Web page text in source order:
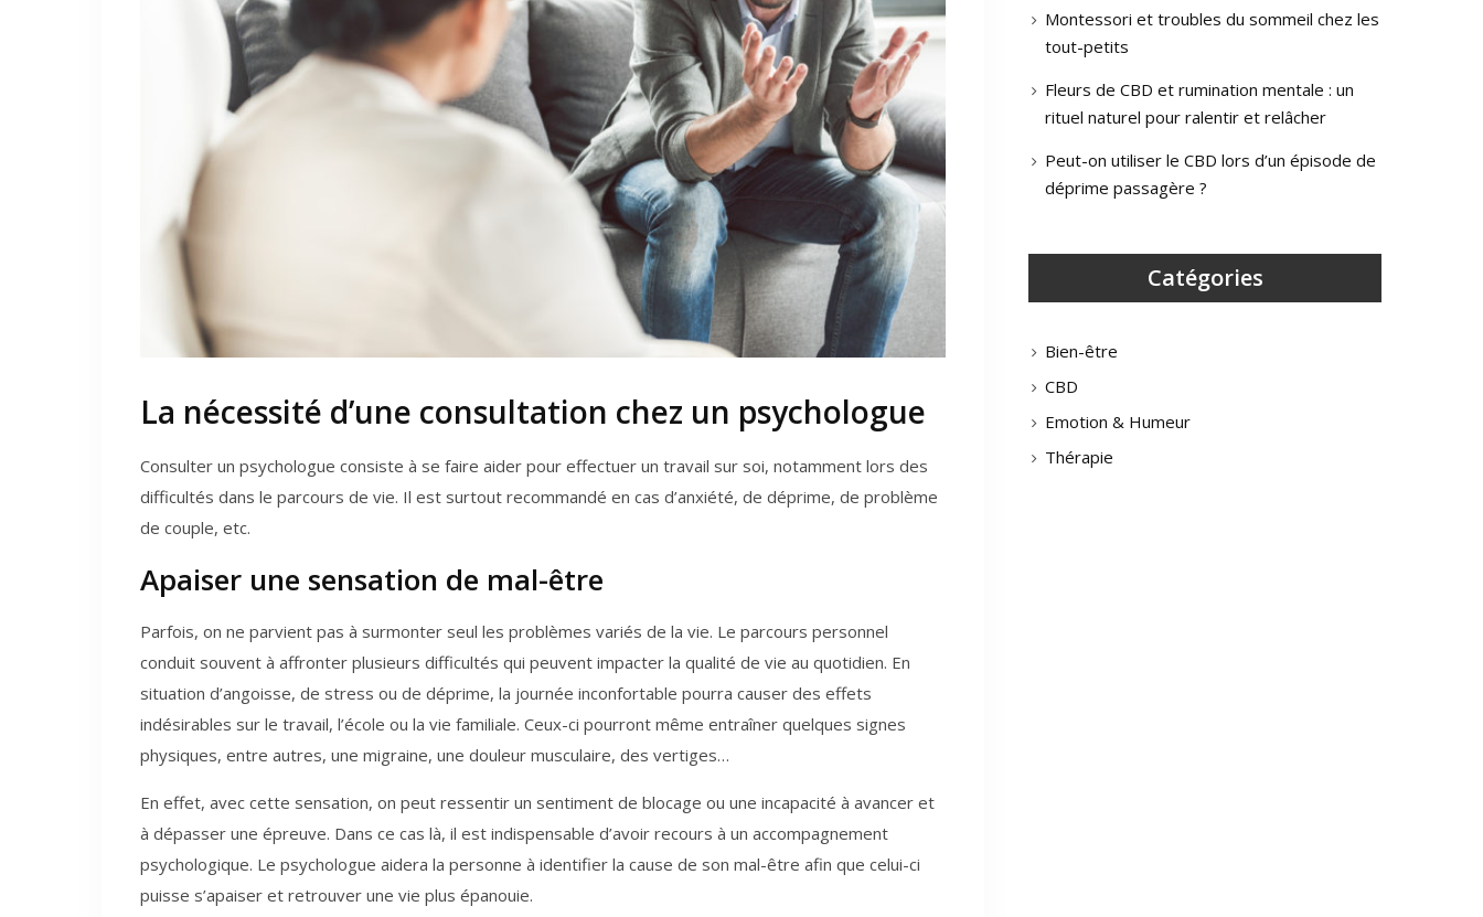
La nécessité d’une consultation chez un psychologue
Consulter un psychologue consiste à se faire aider pour effectuer un travail sur soi, notamment lors des
difficultés dans le parcours de vie. Il est surtout recommandé en cas d’anxiété, de déprime, de problème
de couple, etc.
Apaiser une sensation de mal-être
Parfois, on ne parvient pas à surmonter seul les problèmes variés de la vie. Le parcours personnel
conduit souvent à affronter plusieurs difficultés qui peuvent impacter la qualité de vie au quotidien. En
situation d’angoisse, de stress ou de déprime, la journée inconfortable pourra causer des effets
indésirables sur le travail, l’école ou la vie familiale. Ceux-ci pourront même entraîner quelques signes
physiques, entre autres, une migraine, une douleur musculaire, des vertiges…
En effet, avec cette sensation, on peut ressentir un sentiment de blocage ou une incapacité à avancer et
à dépasser une épreuve. Dans ce cas là, il est indispensable d’avoir recours à un accompagnement
psychologique. Le psychologue aidera la personne à identifier la cause de son mal-être afin que celui-ci
puisse s’apaiser et retrouver une vie plus épanouie.
Montessori et troubles du sommeil chez les
tout-petits
Fleurs de CBD et rumination mentale : un
rituel naturel pour ralentir et relâcher
Peut-on utiliser le CBD lors d’un épisode de
déprime passagère ?
Catégories
Bien-être
CBD
Emotion & Humeur
Thérapie